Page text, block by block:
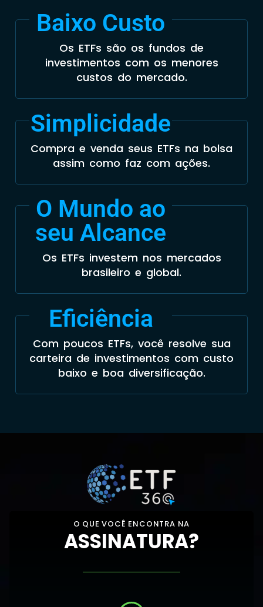
Baixo Custo
Os ETFs são os fundos de
investimentos com os menores
custos do mercado.
Simplicidade
Compra e venda seus ETFs na bolsa
assim como faz com ações.
O Mundo ao
seu Alcance
Os ETFs investem nos mercados
brasileiro e global.
Eficiência
Com poucos ETFs, você resolve sua
carteira de investimentos com custo
baixo e boa diversificação.
O QUE VOCÊ ENCONTRA NA
ASSINATURA?